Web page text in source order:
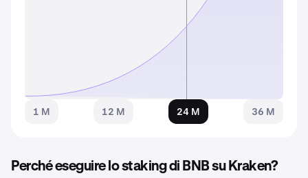
1 M 12 M 24 M 36 M
Perché eseguire lo staking di BNB su Kraken?